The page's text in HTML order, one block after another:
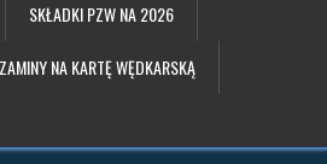
SKŁADKI PZW NA 2026
NA KARTĘ WĘDKARSKĄ